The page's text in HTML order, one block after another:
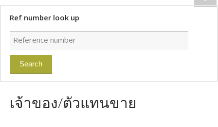
Ref number look up
เจ้าของ/ตัวแทนขาย